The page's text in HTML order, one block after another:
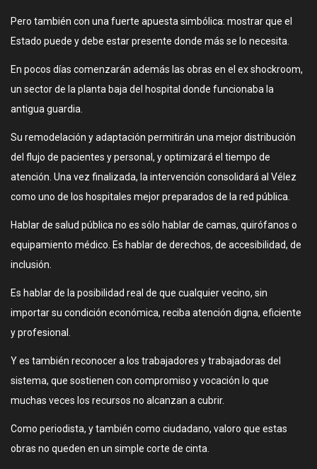
Pero también con una fuerte apuesta simbólica: mostrar que el
Estado puede y debe estar presente donde más se lo necesita.
En pocos días comenzarán además las obras en el ex shockroom,
un sector de la planta baja del hospital donde funcionaba la
antigua guardia.
Su remodelación y adaptación permitirán una mejor distribución
del flujo de pacientes y personal, y optimizará el tiempo de
atención. Una vez finalizada, la intervención consolidará al Vélez
como uno de los hospitales mejor preparados de la red pública.
Hablar de salud pública no es sólo hablar de camas, quirófanos o
equipamiento médico. Es hablar de derechos, de accesibilidad, de
inclusión.
Es hablar de la posibilidad real de que cualquier vecino, sin
importar su condición económica, reciba atención digna, eficiente
y profesional.
Y es también reconocer a los trabajadores y trabajadoras del
sistema, que sostienen con compromiso y vocación lo que
muchas veces los recursos no alcanzan a cubrir.
Como periodista, y también como ciudadano, valoro que estas
obras no queden en un simple corte de cinta.